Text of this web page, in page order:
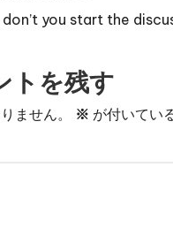
you start the
トを残す
ません。 ※ が付いてい